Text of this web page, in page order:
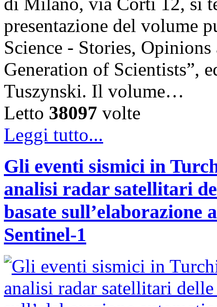
presentazione del volume
Science - Stories,
Generation of Scientists”,
Tuszynski. Il volume…
Letto 38097 volte
Leggi tutto...
Gli eventi sismici in
analisi radar satellitari
basate
Sentinel-1